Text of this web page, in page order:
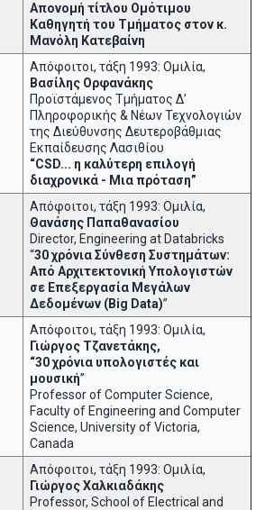
Απονομή τίτλου Ομότιμου
Καθηγητή του Τμήματος στον κ.
Μανόλη Κατεβαίνη
Απόφοιτοι, τάξη 1993: Ομιλία,
Βασίλης Ορφανάκης
Προϊστάμενος Τμήματος Δ’
Πληροφορικής & Νέων Τεχνολογιών
της Διεύθυνσης Δευτεροβάθμιας
Εκπαίδευσης Λασιθίου
“CSD... η καλύτερη επιλογή
διαχρονικά - Μια πρόταση”
Απόφοιτοι, τάξη 1993: Ομιλία,
Θανάσης Παπαθανασίου
Director, Engineering at Databricks
“30 χρόνια Σύνθεση Συστημάτων:
Από Αρχιτεκτονική Υπολογιστών
σε Επεξεργασία Μεγάλων
Δεδομένων (Big Data)”
Απόφοιτοι, τάξη 1993: Ομιλία,
Γιώργος Τζανετάκης,
“30 χρόνια υπολογιστές και
μουσική”
Professor of Computer Science,
Faculty of Engineering and Computer
Science, University of Victoria,
Canada
Απόφοιτοι, τάξη 1993: Ομιλία,
Γιώργος Χαλκιαδάκης
Professor, School of Electrical and